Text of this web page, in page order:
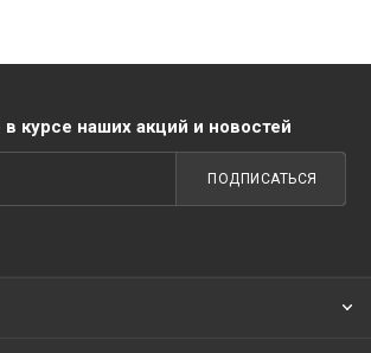
в курсе наших акций и новостей
ПОДПИСАТЬСЯ